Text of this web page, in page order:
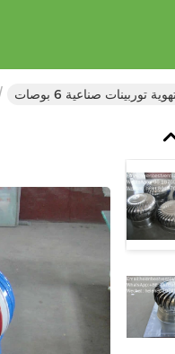
توربينات صناعية 6 بوصات